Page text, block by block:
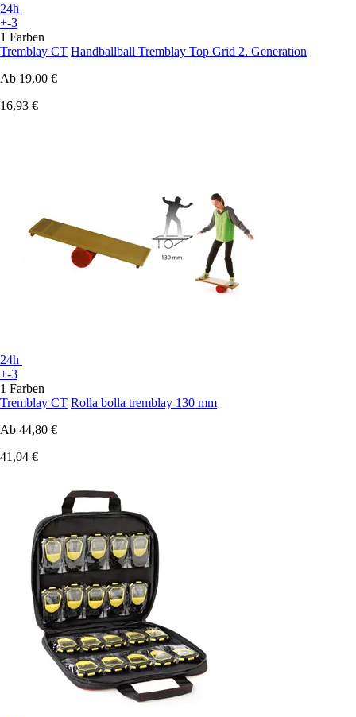
24h
+-3
1 Farben
Tremblay CT Handballball Tremblay Top Grid 2. Generation
Ab 19,00 €
16,93 €
24h
+-3
1 Farben
Tremblay CT Rolla bolla tremblay 130 mm
Ab 44,80 €
41,04 €